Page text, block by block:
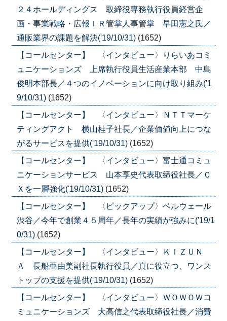
２４ホールディングス 取締役専務執行役員経営企
画・事業戦略・広報ＩＲ管掌人事管掌 早田憲之氏／
通販業界の課題を解決('19/10/31) (1652)
【コールセンター】 〈インタビュー〉りらいあコミ
ュニケーションズ 上席執行役員生活産業本部 中島
俊明本部長／４つのイノベーションに向け取り組み('1
9/10/31) (1652)
【コールセンター】 〈インタビュー〉ＮＴＴマーケ
ティングアクト 横山桂子社長／企業価値向上につな
がるサービスを提供('19/10/31) (1652)
【コールセンター】 〈インタビュー〉富士通コミュ
ニケーションサービス 山本享史代表取締役社長／Ｃ
Ｘを一層強化('19/10/31) (1652)
【コールセンター】 〈ピックアップ〉ベルウェール
渋谷／今年で創業４５周年／長年の実績が強みに('19/1
0/31) (1652)
【コールセンター】 〈インタビュー〉ＫＩＺＵＮ
Ａ 長船亜由美副社長執行役員／真に役立つ、ワンス
トップの支援を提供('19/10/31) (1652)
【コールセンター】 〈インタビュー〉ＷＯＷＯＷコ
ミュニケーションズ 大高信之代表取締役社長／消費